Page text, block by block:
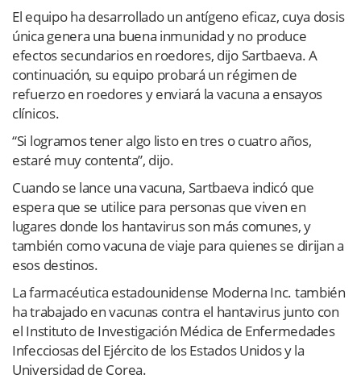
El equipo ha desarrollado un antígeno eficaz, cuya dosis
única genera una buena inmunidad y no produce
efectos secundarios en roedores, dijo Sartbaeva. A
continuación, su equipo probará un régimen de
refuerzo en roedores y enviará la vacuna a ensayos
clínicos.
“Si logramos tener algo listo en tres o cuatro años,
estaré muy contenta”, dijo.
Cuando se lance una vacuna, Sartbaeva indicó que
espera que se utilice para personas que viven en
lugares donde los hantavirus son más comunes, y
también como vacuna de viaje para quienes se dirijan a
esos destinos.
La farmacéutica estadounidense Moderna Inc. también
ha trabajado en vacunas contra el hantavirus junto con
el Instituto de Investigación Médica de Enfermedades
Infecciosas del Ejército de los Estados Unidos y la
Universidad de Corea.